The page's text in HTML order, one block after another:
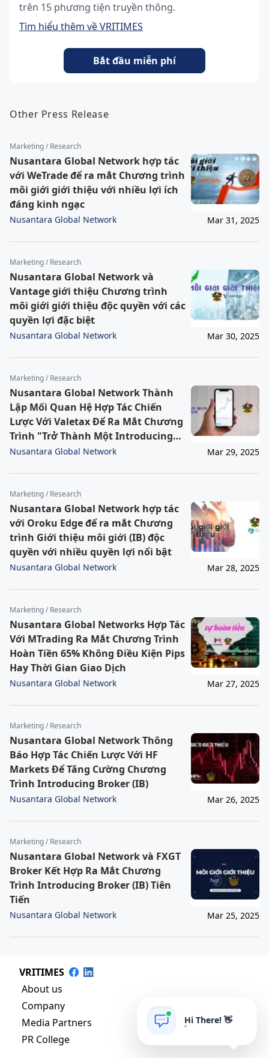
trên 15 phương tiện truyền thông.
Tìm hiểu thêm về VRITIMES
Bắt đầu miễn phí
Other Press Release
Marketing / Research
Nusantara Global Network hợp tác
với WeTrade để ra mắt Chương trình
môi giới giới thiệu với nhiều lợi ích
đáng kinh ngạc
Nusantara Global Network Mar 31, 2025
Marketing / Research
Nusantara Global Network và
Vantage giới thiệu Chương trình
môi giới giới thiệu độc quyền với các
quyền lợi đặc biệt
Nusantara Global Network Mar 30, 2025
Marketing / Research
Nusantara Global Network Thành
Lập Mối Quan Hệ Hợp Tác Chiến
Lược Với Valetax Để Ra Mắt Chương
Trình "Trở Thành Một Introducing
Broker"
Nusantara Global Network Mar 29, 2025
Marketing / Research
Nusantara Global Network hợp tác
với Oroku Edge để ra mắt Chương
trình Giới thiệu môi giới (IB) độc
quyền với nhiều quyền lợi nổi bật
Nusantara Global Network Mar 28, 2025
Marketing / Research
Nusantara Global Networks Hợp Tác
Với MTrading Ra Mắt Chương Trình
Hoàn Tiền 65% Không Điều Kiện Pips
Hay Thời Gian Giao Dịch
Nusantara Global Network Mar 27, 2025
Marketing / Research
Nusantara Global Network Thông
Báo Hợp Tác Chiến Lược Với HF
Markets Để Tăng Cường Chương
Trình Introducing Broker (IB)
Nusantara Global Network Mar 26, 2025
Marketing / Research
Nusantara Global Network và FXGT
Broker Kết Hợp Ra Mắt Chương
Trình Introducing Broker (IB) Tiên
Tiến
Nusantara Global Network Mar 25, 2025
VRITIMES
About us
Company
Media Partners
PR College
Hi There! 👋